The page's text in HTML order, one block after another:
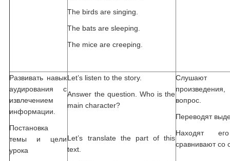
The birds are singing.
The bats are sleeping.
The mice are creeping.
Развивать навык
аудирования с
извлечением
информации.
Постановка
темы и цели
урока
Let’s listen to the story.
Answer the question. Who is the
main character?
Let’s translate the part of this
text.
Слушают
вопрос.
Переводят
Находят
сравнивают со